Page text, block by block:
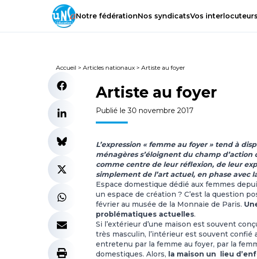
Notre fédérationNos syndicatsVos interlocuteurs
Accueil > Articles nationaux > Artiste au foyer
Artiste au foyer
Publié le 30 novembre 2017
L’expression « femme au foyer » tend à
ménagères s’éloignent du champ
comme centre de leur réflexion, de leur
simplement de l’art actuel, en phase avec
Espace domestique dédié aux femmes
un espace de création ? C’est la question
février au musée de la Monnaie de Paris.
problématiques actuelles.
Si l’extérieur d’une maison est souvent
très masculin, l’intérieur est souvent
entretenu par la femme au foyer, par la
domestiques. Alors, la maison un lieu